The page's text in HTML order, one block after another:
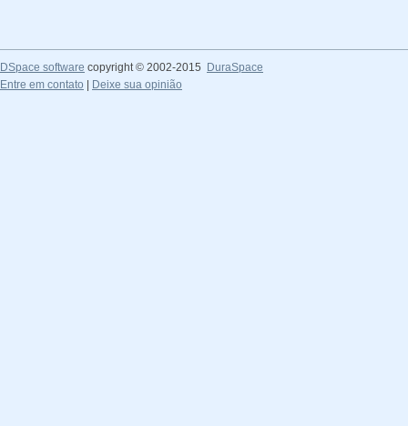
DSpace software copyright © 2002-2015
DuraSpace
Entre em contato
Deixe sua opinião